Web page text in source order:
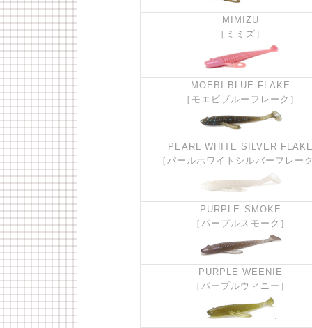
MIMIZU
［ミミズ］
MOEBI BLUE FLAKE
［モエビブルーフレーク］
PEARL WHITE SILVER
［パールホワイトシルバーフレー
PURPLE SMOKE
［パープルスモーク］
PURPLE WEENIE
［パープルウィニー］